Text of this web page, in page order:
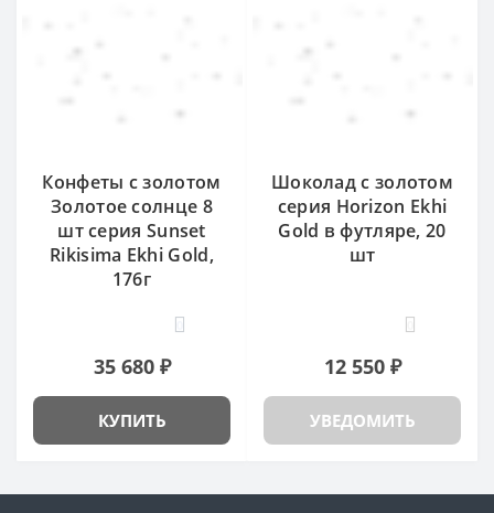
Конфеты с золотом
Золотое солнце 8
шт серия Sunset
Rikisima Ekhi Gold,
176г
35 680 ₽
КУПИТЬ
Шоколад с золотом
серия Horizon Ekhi
Gold в футляре, 20
шт
12 550 ₽
УВЕДОМИТЬ